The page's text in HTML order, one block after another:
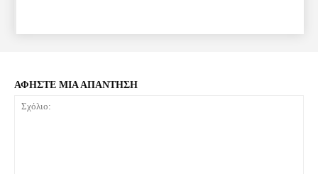
ΑΦΗΣΤΕ ΜΙΑ ΑΠΑΝΤΗΣΗ